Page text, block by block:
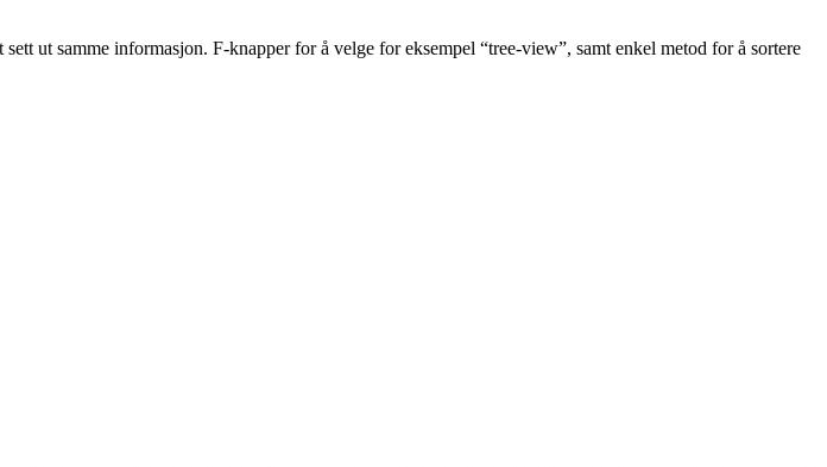
ut samme informasjon. F-knapper for å velge for eksempel “tree-view”, samt enkel metod for å sortere